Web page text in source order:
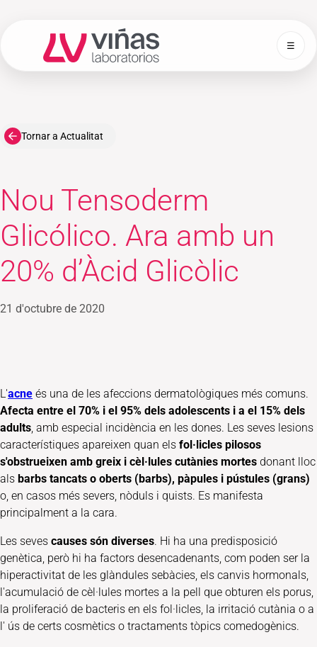
Laboratorios Viñas ☰
Tornar a Actualitat
Nou Tensoderm
Glicólico. Ara amb un
20% d’Àcid Glicòlic
21 d'octubre de 2020
L'acne és una de les afeccions dermatològiques més comuns.
Afecta entre el 70% i el 95% dels adolescents i a el 15% dels
adults, amb especial incidència en les dones. Les seves lesions
característiques apareixen quan els fol·licles pilosos
s'obstrueixen amb greix i cèl·lules cutànies mortes donant lloc
als barbs tancats o oberts (barbs), pàpules i pústules (grans)
o, en casos més severs, nòduls i quists. Es manifesta
principalment a la cara.
Les seves causes són diverses. Hi ha una predisposició
genètica, però hi ha factors desencadenants, com poden ser la
hiperactivitat de les glàndules sebàcies, els canvis hormonals,
l'acumulació de cèl·lules mortes a la pell que obturen els porus,
la proliferació de bacteris en els fol·licles, la irritació cutània o a
l' ús de certs cosmètics o tractaments tòpics comedogènics.